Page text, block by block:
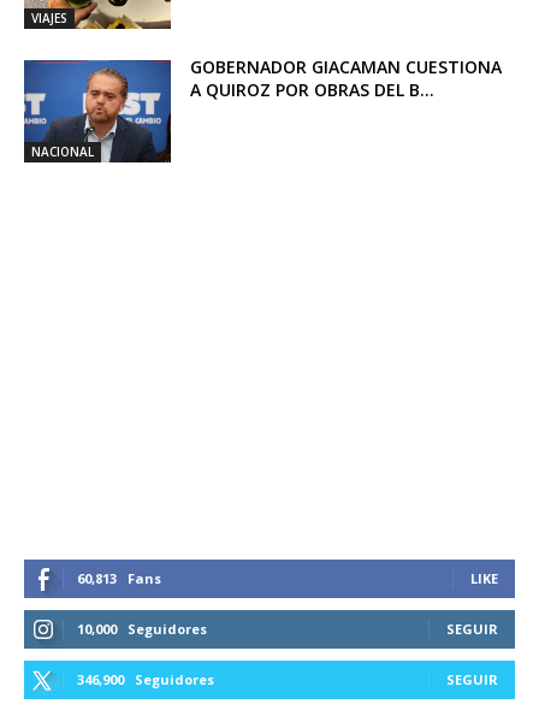
VIAJES
NACIONAL
GOBERNADOR GIACAMAN CUESTIONA
A QUIROZ POR OBRAS DEL B...
60,813 Fans LIKE
10,000 Seguidores SEGUIR
346,900 Seguidores SEGUIR